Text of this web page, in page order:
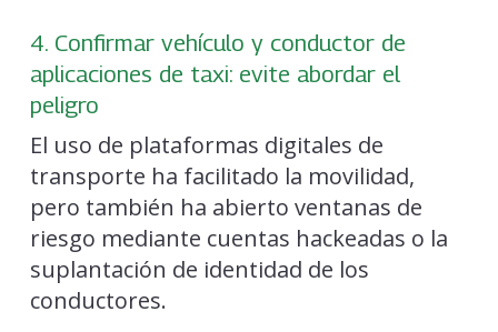
4. Confirmar vehículo y conductor de
aplicaciones de taxi: evite abordar el
peligro
El uso de plataformas digitales de
transporte ha facilitado la movilidad,
pero también ha abierto ventanas de
riesgo mediante cuentas hackeadas o la
suplantación de identidad de los
conductores.